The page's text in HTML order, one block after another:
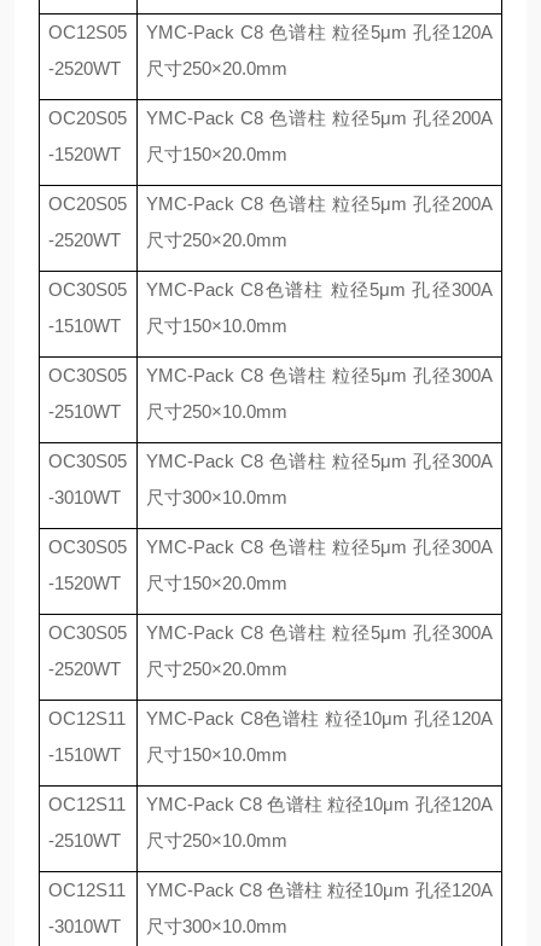
OC12S05
-2520WT
YMC-Pack C8 色谱柱 粒径5μm孔径120A
尺寸250×20.0mm
OC20S05
-1520WT
YMC-Pack C8 色谱柱 粒径5μm孔径200A
尺寸150×20.0mm
OC20S05
-2520WT
YMC-Pack C8 色谱柱 粒径5μm孔径200A
尺寸250×20.0mm
OC30S05
-1510WT
YMC-Pack C8色谱柱 粒径5μm孔径300A
尺寸150×10.0mm
OC30S05
-2510WT
YMC-Pack C8 色谱柱 粒径5μm孔径300A
尺寸250×10.0mm
OC30S05
-3010WT
YMC-Pack C8 色谱柱 粒径5μm孔径300A
尺寸300×10.0mm
OC30S05
-1520WT
YMC-Pack C8 色谱柱 粒径5μm孔径300A
尺寸150×20.0mm
OC30S05
-2520WT
YMC-Pack C8 色谱柱 粒径5μm孔径300A
尺寸250×20.0mm
OC12S11
-1510WT
YMC-Pack C8色谱柱 粒径10μm 孔径120A
尺寸150×10.0mm
OC12S11
-2510WT
YMC-Pack C8色谱柱 粒径10μm 孔径120A
尺寸250×10.0mm
OC12S11
-3010WT
YMC-Pack C8色谱柱 粒径10μm 孔径120A
尺寸300×10.0mm